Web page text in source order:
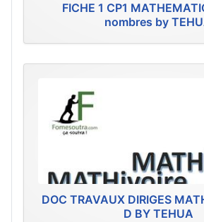
FICHE 1 CP1
nombres by
DOC TRAVAUX DIRIGES
D BY TEHUA